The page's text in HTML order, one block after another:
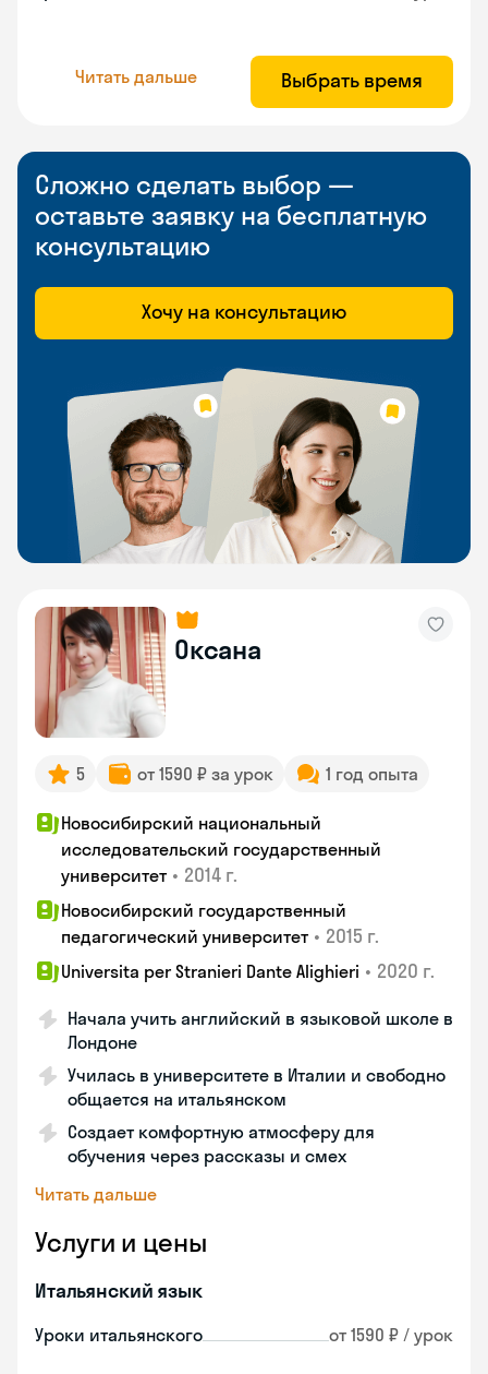
Читать дальше Выбрать время
Сложно сделать выбор —
оставьте заявку на бесплатную
консультацию
Хочу на консультацию
Оксана
5 от 1590 ₽ за урок 1 год опыта
Новосибирский национальный
исследовательский государственный
университет • 2014 г.
Новосибирский государственный
педагогический университет • 2015 г.
Universita per Stranieri Dante Alighieri • 2020 г.
Начала учить английский в языковой школе в
Лондоне
Училась в университете в Италии и свободно
общается на итальянском
Создает комфортную атмосферу для
обучения через рассказы и смех
Читать дальше
Услуги и цены
Итальянский язык
Уроки итальянского от 1590 ₽ / урок